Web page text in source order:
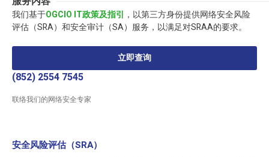
我们基于OGCIO IT政策及指引 ，以第三方身份提供网络安全风险
评估（SRA）和安全审计（SA）服务，以满足对SRAA的要求。
立即查询
(852) 2554 7545
联络我们的网络安全专家
安全风险评估（SRA）